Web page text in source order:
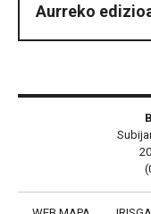
Aurreko